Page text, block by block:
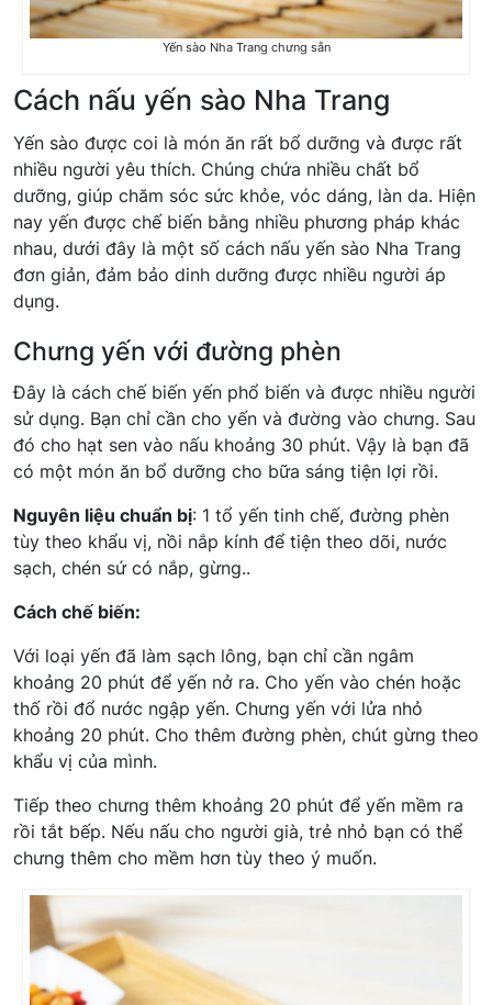
Yến sào Nha Trang chưng sẵn
Cách nấu yến sào Nha Trang
Yến sào được coi là món ăn rất bổ dưỡng và được rất
nhiều người yêu thích. Chúng chứa nhiều chất bổ
dưỡng, giúp chăm sóc sức khỏe, vóc dáng, làn da. Hiện
nay yến được chế biến bằng nhiều phương pháp khác
nhau, dưới đây là một số cách nấu yến sào Nha Trang
đơn giản, đảm bảo dinh dưỡng được nhiều người áp
dụng.
Chưng yến với đường phèn
Đây là cách chế biến yến phổ biến và được nhiều người
sử dụng. Bạn chỉ cần cho yến và đường vào chưng. Sau
đó cho hạt sen vào nấu khoảng 30 phút. Vậy là bạn đã
có một món ăn bổ dưỡng cho bữa sáng tiện lợi rồi.
Nguyên liệu chuẩn bị: 1 tổ yến tinh chế, đường phèn
tùy theo khẩu vị, nồi nắp kính để tiện theo dõi, nước
sạch, chén sứ có nắp, gừng..
Cách chế biến:
Với loại yến đã làm sạch lông, bạn chỉ cần ngâm
khoảng 20 phút để yến nở ra. Cho yến vào chén hoặc
thố rồi đổ nước ngập yến. Chưng yến với lửa nhỏ
khoảng 20 phút. Cho thêm đường phèn, chút gừng theo
khẩu vị của mình.
Tiếp theo chưng thêm khoảng 20 phút để yến mềm ra
rồi tắt bếp. Nếu nấu cho người già, trẻ nhỏ bạn có thể
chưng thêm cho mềm hơn tùy theo ý muốn.